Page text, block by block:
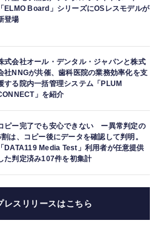
「ELMO Board」シリーズにOSレスモデルが
登場
式会社オール・デンタル・ジャパンと株式
社NNGが共催、歯科医院の業務効率化を支
する院内一括管理システム「PLUM
」を紹介
ピー完了でも安心できない ー異常判定の
は、コピー後にデータを確認して判明。
「DATA119 Media Test」利用者が任意提供
た判定済み107件を初集計
レスリリースはこちら